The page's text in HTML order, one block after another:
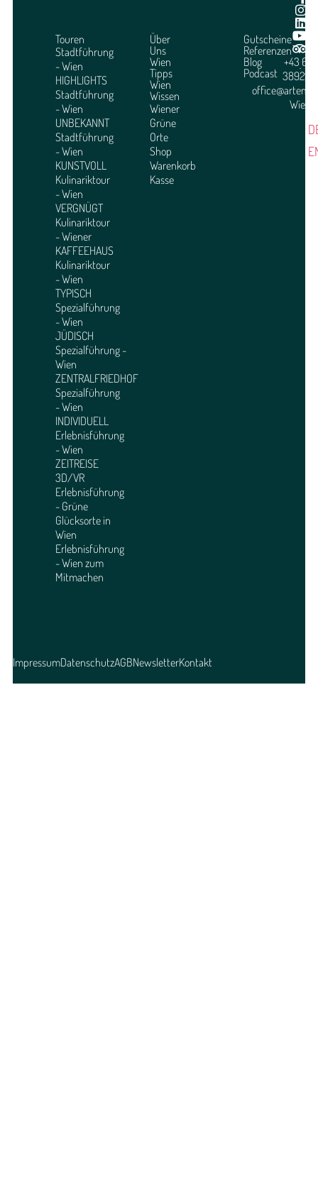
Touren
Stadtführung
- Wien
HIGHLIGHTS
Stadtführung
- Wien
UNBEKANNT
Stadtführung
- Wien
KUNSTVOLL
Kulinariktour
- Wien
VERGNÜGT
Kulinariktour
- Wiener
KAFFEEHAUS
Kulinariktour
- Wien
TYPISCH
Spezialführung
- Wien
JÜDISCH
Spezialführung -
Wien
ZENTRALFRIEDHOF
Spezialführung
- Wien
INDIVIDUELL
Erlebnisführung
- Wien
ZEITREISE
3D/VR
Erlebnisführung
- Grüne
Glücksorte in
Wien
Erlebnisführung
- Wien zum
Mitmachen
Über
Uns
Wien
Tipps
Wien
Wissen
Wiener
Grüne
Orte
Shop
Warenkorb
Kasse
Gutscheine
Referenzen
Blog
Podcast
+43 664
3892951
Wien
ImpressumDatenschutzAGBNewsletterKontakt